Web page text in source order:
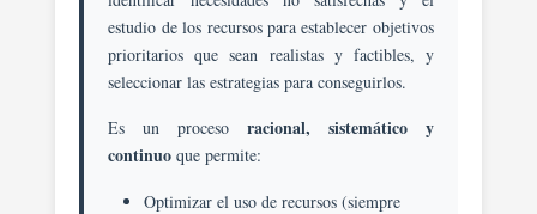
estudio de los recursos para establecer objetivos
prioritarios que sean realistas y factibles, y
seleccionar las estrategias para conseguirlos.
Es un proceso racional, sistemático y
continuo que permite:
Optimizar el uso de recursos (siempre